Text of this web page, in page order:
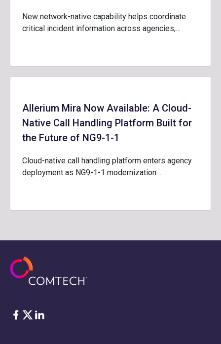
New network-native capability helps coordinate
critical incident information across agencies,…
Allerium Mira Now Available: A Cloud-
Native Call Handling Platform Built for
the Future of NG9-1-1
Cloud-native call handling platform enters agency
deployment as NG9-1-1 modernization…
脸书 Twitter
ǞǞǞ